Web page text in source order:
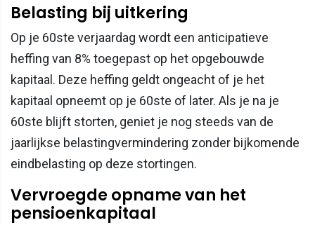
Belasting bij uitkering
Op je 60ste verjaardag wordt een anticipatieve
heffing van 8% toegepast op het opgebouwde
kapitaal. Deze heffing geldt ongeacht of je het
kapitaal opneemt op je 60ste of later. Als je na je
60ste blijft storten, geniet je nog steeds van de
jaarlijkse belastingvermindering zonder bijkomende
eindbelasting op deze stortingen.
Vervroegde opname van het
pensioenkapitaal